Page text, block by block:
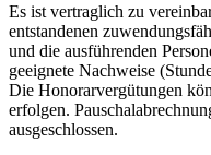
Es ist vertraglich zu
entstandenen
und die ausführenden
geeignete Nachweise
Die Honorarvergütungen
erfolgen.
ausgeschlossen.